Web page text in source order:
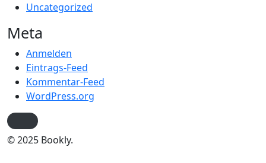
Uncategorized
Meta
Anmelden
Eintrags-Feed
Kommentar-Feed
WordPress.org
© 2025 Bookly.